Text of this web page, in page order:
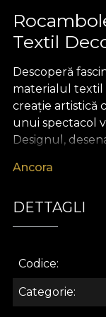
Textil
Descoperă
materialul textil
creație artistică
unui spectacol
Designul,
estompate,
Fiecare
devine o
Versatilitatea
(faded) te
locuinței.
Ancora
DETTAGLI
Codice
Categorie